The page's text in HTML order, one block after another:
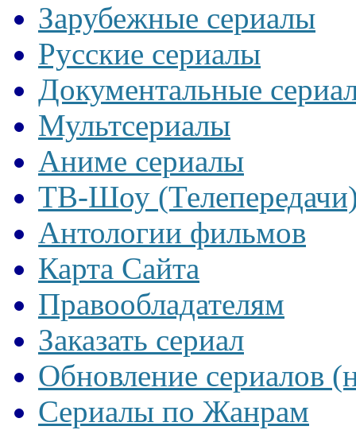
Зарубежные сериалы
Русские сериалы
Документальные
Мультсериалы
Аниме сериалы
ТВ-Шоу
Антологии фильмов
Карта Сайта
Правообладателям
Заказать сериал
Обновление сериалов
Сериалы по Жанрам